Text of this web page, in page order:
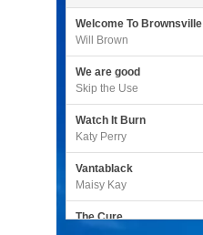
le
volume.
Welcome To Brownsville
Will Brown
We are good
Skip the Use
Watch It Burn
Katy Perry
Vantablack
Maisy Kay
The Cure